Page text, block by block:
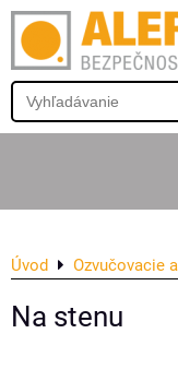
Úvod Ozvučovacie
Na stenu